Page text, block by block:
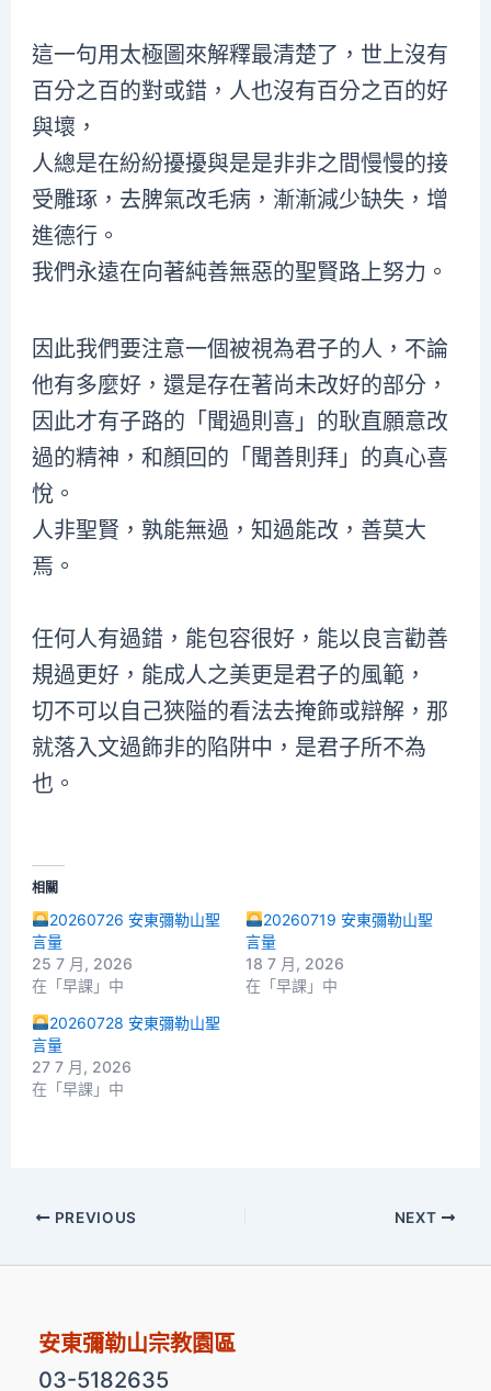
這一句用太極圖來解釋最清楚了，世上沒有
百分之百的對或錯，人也沒有百分之百的好
與壞，
人總是在紛紛擾擾與是是非非之間慢慢的接
受雕琢，去脾氣改毛病，漸漸減少缺失，增
進德行。
我們永遠在向著純善無惡的聖賢路上努力。
因此我們要注意一個被視為君子的人，不論
他有多麼好，還是存在著尚未改好的部分，
因此才有子路的「聞過則喜」的耿直願意改
過的精神，和顏回的「聞善則拜」的真心喜
悅。
人非聖賢，孰能無過，知過能改，善莫大
焉。
任何人有過錯，能包容很好，能以良言勸善
規過更好，能成人之美更是君子的風範，
切不可以自己狹隘的看法去掩飾或辯解，那
就落入文過飾非的陷阱中，是君子所不為
也。
相關
20260726 安東彌勒山聖
言量
25 7 月, 2026
在「早課」中
20260719 安東彌勒山聖
言量
18 7 月, 2026
在「早課」中
20260728 安東彌勒山聖
言量
27 7 月, 2026
在「早課」中
PREVIOUS NEXT
安東彌勒山宗教園區
03-5182635